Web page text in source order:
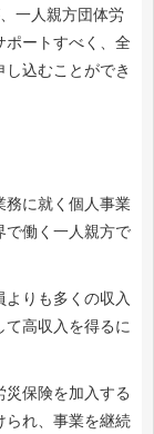
一人親方団体労
ポートすべく、全
込むことができ
に就く個人事業
で働く一人親方で
りも多くの収入
高収入を得るに
保険を加入する
られ、事業を継続